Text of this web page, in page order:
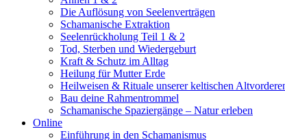
Die Auflösung von Seelenverträgen
Schamanische Extraktion
Seelenrückholung Teil 1 & 2
Tod, Sterben und Wiedergeburt
Kraft & Schutz im Alltag
Heilung für Mutter Erde
Heilweisen & Rituale unserer keltischen
Bau deine Rahmentrommel
Schamanische Spaziergänge – Natur erleben
Online
Einführung in den Schamanismus